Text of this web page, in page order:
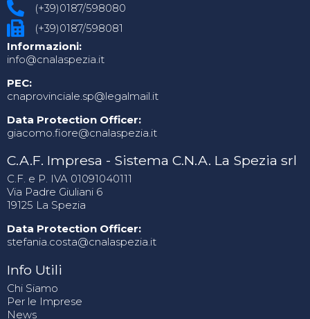
(+39)0187/598080
(+39)0187/598081
Informazioni:
info@cnalaspezia.it
PEC:
cnaprovinciale.sp@legalmail.it
Data Protection Officer:
giacomo.fiore@cnalaspezia.it
C.A.F. Impresa - Sistema C.N.A. La Spezia srl
C.F. e P. IVA 01091040111
Via Padre Giuliani 6
19125 La Spezia
Data Protection Officer:
stefania.costa@cnalaspezia.it
Info Utili
Chi Siamo
Per le Imprese
News